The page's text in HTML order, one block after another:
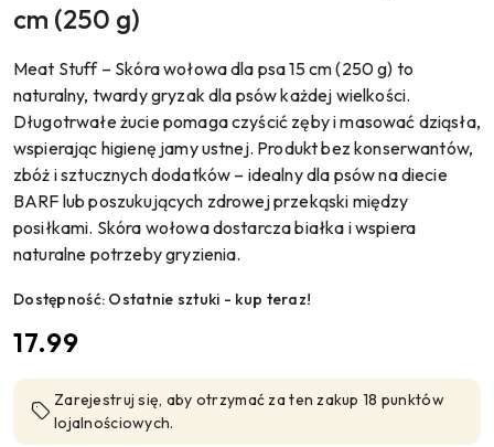
cm (250 g)
Meat Stuff – Skóra wołowa dla psa 15 cm (250 g) to
naturalny, twardy gryzak dla psów każdej wielkości.
Długotrwałe żucie pomaga czyścić zęby i masować dziąsła,
wspierając higienę jamy ustnej. Produkt bez konserwantów,
zbóż i sztucznych dodatków – idealny dla psów na diecie
BARF lub poszukujących zdrowej przekąski między
posiłkami. Skóra wołowa dostarcza białka i wspiera
naturalne potrzeby gryzienia.
Dostępność: Ostatnie sztuki - kup teraz!
cena:
17.99
Zarejestruj się, aby otrzymać za ten zakup 18 punktów
lojalnościowych.